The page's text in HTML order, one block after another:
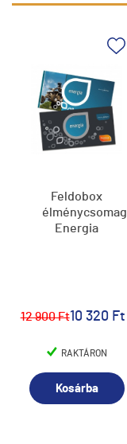
Feldobox
élménycsomag,
Energia
12 900 Ft10 320 Ft
RAKTÁRON
Kosárba